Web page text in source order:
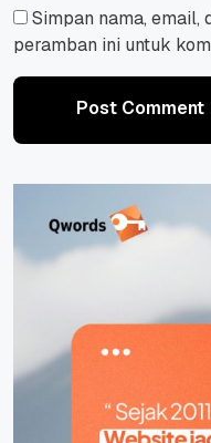
Simpan nama, email,
peramban ini untuk
Post Comment